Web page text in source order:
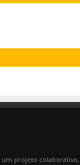
um projeto colaborativo,